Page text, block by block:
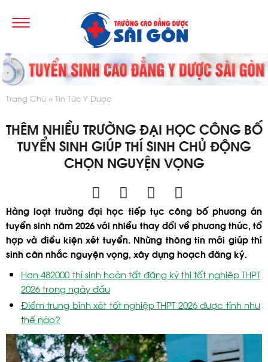
Trang Chủ Tin Tức Y Dược
THÊM NHIỀU TRƯỜNG ĐẠI HỌC CÔNG BỐ
TUYỂN SINH GIÚP THÍ SINH CHỦ ĐỘNG
CHỌN NGUYỆN VỌNG
Hàng loạt trường đại học tiếp tục công bố phương án
tuyển sinh năm 2026 với nhiều thay đổi về phương thức, tổ
hợp và điều kiện xét tuyển. Những thông tin mới giúp thí
sinh cân nhắc nguyện vọng, xây dựng hoạch đăng ký.
Hơn 482000 thí sinh hoàn tất đăng ký thi tốt nghiệp THPT
2026 trong ngày đầu
Điểm trung bình xét tốt nghiệp THPT 2026 được tính như
thế nào?